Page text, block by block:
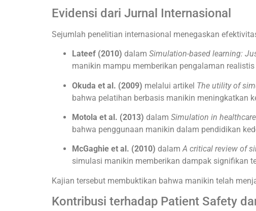
Evidensi dari Jurnal Internasional
Sejumlah penelitian internasional menegaskan
Lateef (2010) dalam Simulation-based learning:
manikin mampu memberikan pengalaman
Okuda et al. (2009) melalui artikel The utility of
bahwa pelatihan berbasis manikin meningkatkan
Motola et al. (2013) dalam Simulation in
bahwa penggunaan manikin dalam pendidikan
McGaghie et al. (2010) dalamA critical review of
simulasi manikin memberikan dampak signifikan
Kajian tersebut membuktikan bahwa manikin telah
Kontribusi terhadap Patient Safety